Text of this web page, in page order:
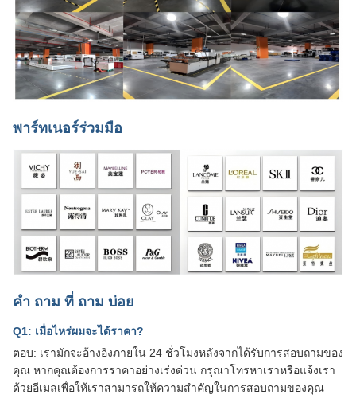
พาร์ทเนอร์ร่วมมือ
คํา ถาม ที่ ถาม บ่อย
Q1: เมื่อไหร่ผมจะได้ราคา?
ตอบ: เรามักจะอ้างอิงภายใน 24 ชั่วโมงหลังจากได้รับการสอบถามของ
คุณ หากคุณต้องการราคาอย่างเร่งด่วน กรุณาโทรหาเราหรือแจ้งเรา
ด้วยอีเมลเพื่อให้เราสามารถให้ความสําคัญในการสอบถามของคุณ